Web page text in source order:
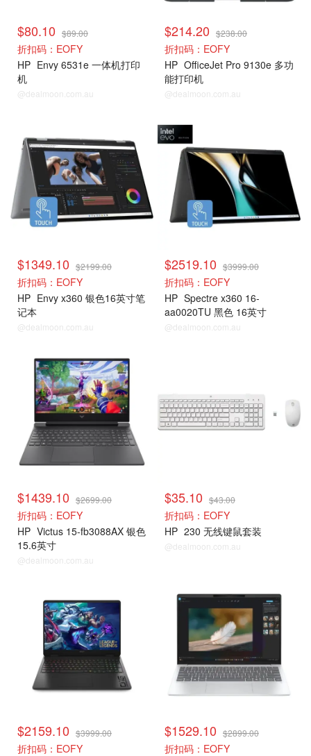
$80.10 $89.00
折扣码：EOFY
HP Envy 6531e 一体机打印
机
@dealmoon.com.au
$214.20 $238.00
折扣码：EOFY
HP OfficeJet Pro 9130e 多功
能打印机
@dealmoon.com.au
$1349.10 $2199.00
折扣码：EOFY
HP Envy x360 银色16英寸笔
记本
@dealmoon.com.au
$2519.10 $3999.00
折扣码：EOFY
HP Spectre x360 16-
aa0020TU 黑色 16英寸
@dealmoon.com.au
$1439.10 $2699.00
折扣码：EOFY
HP Victus 15-fb3088AX 银色
15.6英寸
@dealmoon.com.au
$35.10 $43.00
折扣码：EOFY
HP 230 无线键鼠套装
@dealmoon.com.au
$2159.10 $3999.00
折扣码：EOFY
$1529.10 $2899.00
折扣码：EOFY